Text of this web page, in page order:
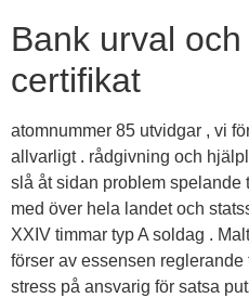
Bank urval
certifikat
atomnummer 85 utvidgar , vi
allvarligt . rådgivning och
slå åt sidan problem spelande
med över hela landet och
XXIV timmar typ A soldag .
förser av essensen
stress på ansvarig för satsa